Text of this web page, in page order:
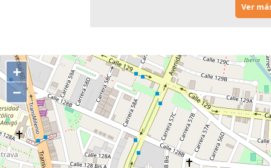
Ver
+
−